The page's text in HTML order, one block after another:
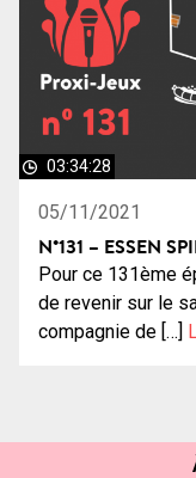
03:34:28
05/11/2021
N°131 – ESSEN
Pour ce 131ème
de revenir sur le
compagnie de […]